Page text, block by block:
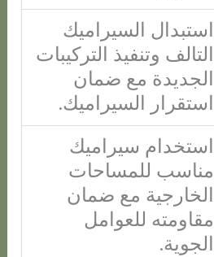
استبدال السيراميك
التالف وتنفيذ التركيبات
الجديدة مع ضمان
استقرار السيراميك.
استخدام سيراميك
مناسب للمساحات
الخارجية مع ضمان
مقاومته للعوامل
الجوية.